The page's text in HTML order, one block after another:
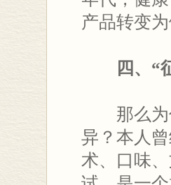
产品转变
四、“征
那么为什
异？本人
术、口味